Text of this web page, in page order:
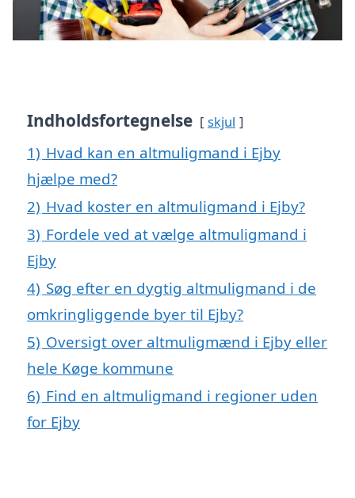
Indholdsfortegnelse skjul
1) Hvad kan en altmuligmand i Ejby
hjælpe med?
2) Hvad koster en altmuligmand i Ejby?
3) Fordele ved at vælge altmuligmand i
Ejby
4) Søg efter en dygtig altmuligmand i de
omkringliggende byer til Ejby?
5) Oversigt over altmuligmænd i Ejby eller
hele Køge kommune
6) Find en altmuligmand i regioner uden
for Ejby